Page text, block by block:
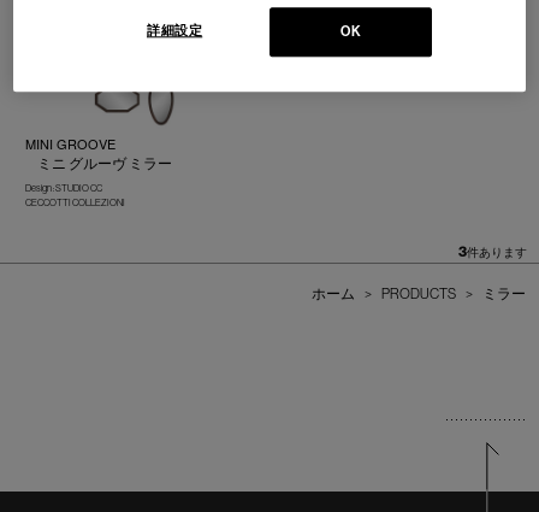
MINI GROOVE
ミニ グルーヴ ミラー
Design : STUDIO CC
CECCOTTI COLLEZIONI
3件あります
ホーム > PRODUCTS > ミラー
OK
詳細設定